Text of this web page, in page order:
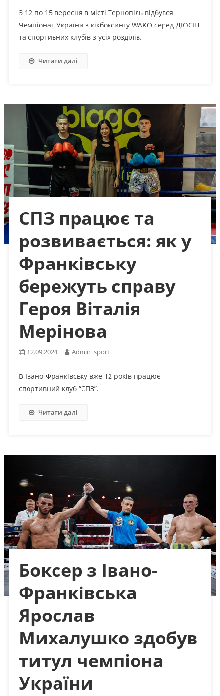
З 12 по 15 вересня в місті Тернопіль відбувся
Чемпіонат України з кікбоксингу WAKO серед ДЮСШ
та спортивних клубів з усіх розділів.
Читати далі
СПЗ працює та
розвивається: як у
Франківську
бережуть справу
Героя Віталія
Мерінова
12.09.2024 Admin_sport
В Івано-Франківську вже 12 років працює
спортивний клуб “СПЗ”.
Читати далі
Боксер з Івано-
Франківська
Ярослав
Михалушко здобув
титул чемпіона
України